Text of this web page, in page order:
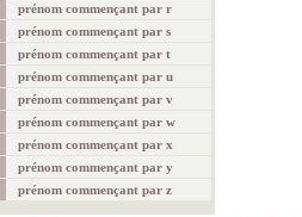
prénom commençant par r
prénom commençant par s
prénom commençant par t
prénom commençant par u
prénom commençant par v
prénom commençant par w
prénom commençant par x
prénom commençant par y
prénom commençant par z